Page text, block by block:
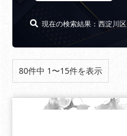
現在の検索結果：西淀川区
80件中 1〜15件を表示